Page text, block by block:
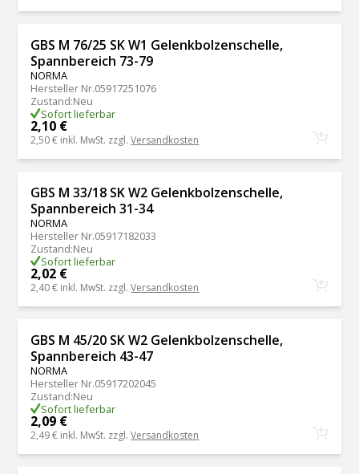
GBS M 76/25 SK W1 Gelenkbolzenschelle,
Spannbereich 73-79
NORMA
Hersteller Nr.05917251076
Zustand:Neu
Sofort lieferbar
2,10 €
2,50 € inkl. MwSt. zzgl.Versandkosten
GBS M 33/18 SK W2 Gelenkbolzenschelle,
Spannbereich 31-34
NORMA
Hersteller Nr.05917182033
Zustand:Neu
Sofort lieferbar
2,02 €
2,40 € inkl. MwSt. zzgl.Versandkosten
GBS M 45/20 SK W2 Gelenkbolzenschelle,
Spannbereich 43-47
NORMA
Hersteller Nr.05917202045
Zustand:Neu
Sofort lieferbar
2,09 €
2,49 € inkl. MwSt. zzgl.Versandkosten